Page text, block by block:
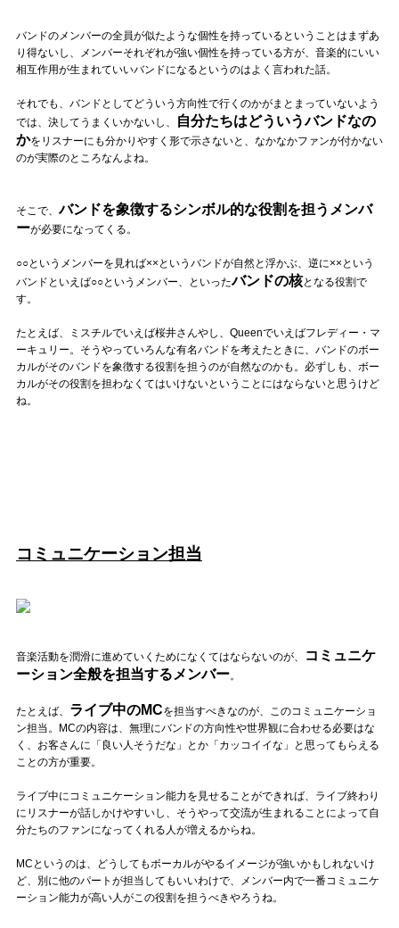
バンドのメンバーの全員が似たような個性を持っているということはまずあ
り得ないし、メンバーそれぞれが強い個性を持っている方が、音楽的にいい
相互作用が生まれていいバンドになるというのはよく言われた話。
それでも、バンドとしてどういう方向性で行くのかがまとまっていないよう
では、決してうまくいかないし、
自分たちはどういうバンドなの
かをリスナーにも分かりやすく形で示さないと、なかなかファンが付かない
のが実際のところなんよね。
そこで、バンドを象徴するシンボル的な役割を担うメンバ
ーが必要になってくる。
○○というメンバーを見れば××というバンドが自然と浮かぶ、逆に××という
バンドといえば○○というメンバー、といったバンドの核となる役割で
す。
たとえば、ミスチルでいえば桜井さんやし、Queenでいえばフレディー・マ
ーキュリー。そうやっていろんな有名バンドを考えたときに、バンドのボー
カルがそのバンドを象徴する役割を担うのが自然なのかも。必ずしも、ボー
カルがその役割を担わなくてはいけないということにはならないと思うけど
ね。
コミュニケーション担当
音楽活動を潤滑に進めていくためになくてはならないのが、
コミュニケ
ーション全般を担当するメンバー。
たとえば、 ライブ中のMCを担当すべきなのが、このコミュニケーショ
ン担当。MCの内容は、無理にバンドの方向性や世界観に合わせる必要はな
く、お客さんに「良い人そうだな」とか「カッコイイな」と思ってもらえる
ことの方が重要。
ライブ中にコミュニケーション能力を見せることができれば、ライブ終わり
にリスナーが話しかけやすいし、そうやって交流が生まれることによって自
分たちのファンになってくれる人が増えるからね。
MCというのは、どうしてもボーカルがやるイメージが強いかもしれないけ
ど、別に他のパートが担当してもいいわけで、メンバー内で一番コミュニケ
ーション能力が高い人がこの役割を担うべきやろうね。